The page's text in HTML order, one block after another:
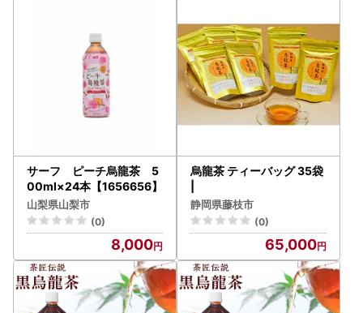
サーフ ピーチ烏龍茶 5
00ml×24本【1656656】
山梨県山梨市
(0)
8,000
烏龍茶 ティーバッグ 35袋
静岡県藤枝市
(0)
65,000